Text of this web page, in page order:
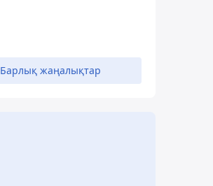
Барлық жаңалықтар